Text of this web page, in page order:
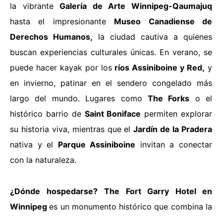
la vibranteGalería de Arte Winnipeg-Qaumajuq
hasta el impresionante Museo Canadiense de
Derechos Humanos, la ciudad cautiva a quienes
buscan experiencias culturales únicas. En verano, se
puede hacer kayak por los ríos Assiniboine y Red, y
en invierno, patinar en el sendero congelado más
largo del mundo. Lugares como The Forks o el
histórico barrio de Saint Boniface permiten explorar
su historia viva, mientras que elJardín de la Pradera
nativa y el Parque Assiniboine invitan a conectar
con la naturaleza.
¿Dónde hospedarse?
The Fort Garry Hotel en
Winnipeg es un monumento histórico que combina la